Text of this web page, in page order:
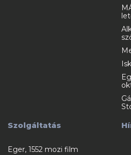
Szolgáltatás
Eger, 1552 mozi film